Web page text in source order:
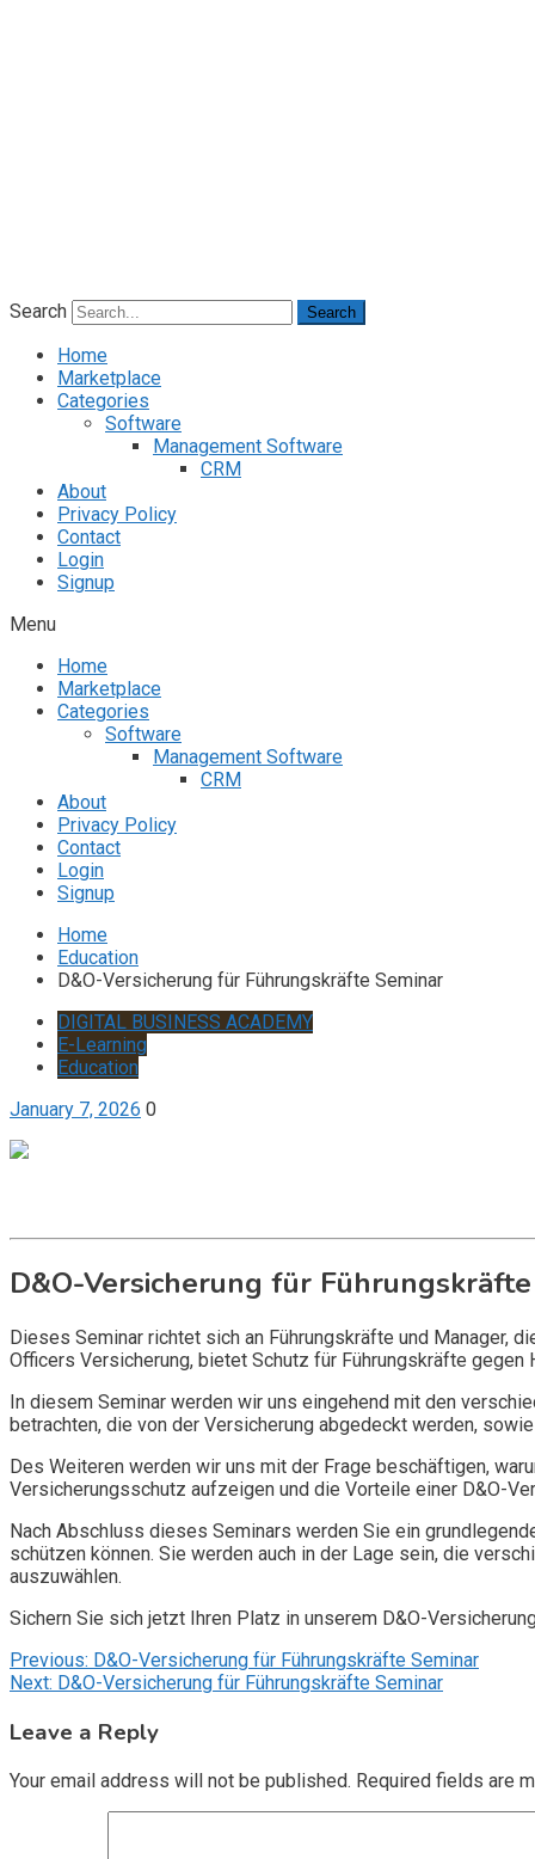
Search Search
Home
Marketplace
Categories
Software
Management Software
CRM
About
Privacy Policy
Contact
Login
Signup
Menu
Home
Marketplace
Categories
Software
Management Software
CRM
About
Privacy Policy
Contact
Login
Signup
Home
Education
D&O-Versicherung für Führungskräfte Seminar
DIGITAL BUSINESS ACADEMY
E-Learning
Education
January 7, 2026 0
D&O-Versicherung für
Dieses Seminar richtet sich an Führungskräfte und Manager,
Officers Versicherung, bietet Schutz für Führungskräfte
In diesem Seminar werden wir uns eingehend mit den
betrachten, die von der Versicherung abgedeckt werden,
Des Weiteren werden wir uns mit der Frage beschäftigen,
Versicherungsschutz aufzeigen und die Vorteile einer D&O-
Nach Abschluss dieses Seminars werden Sie ein
schützen können. Sie werden auch in der Lage sein, die
auszuwählen.
Sichern Sie sich jetzt Ihren Platz in unserem D&O-
Post
navigation
Previous: D&O-Versicherung für Führungskräfte Seminar
Next: D&O-Versicherung für Führungskräfte Seminar
Leave a Reply
Your email address will not be published. Required fields are